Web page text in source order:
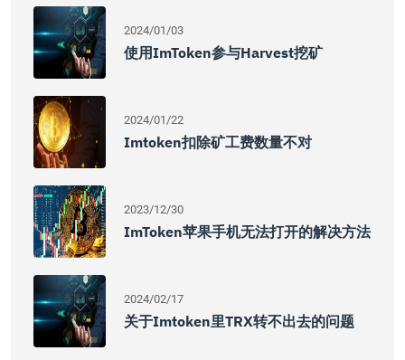
2024/01/03
使用imToken参与Harvest挖矿
2024/01/22
Imtoken扣除矿工费数量不对
2023/12/30
ImToken苹果手机无法打开的解决方法
2024/02/17
关于imtoken里TRX转不出去的问题